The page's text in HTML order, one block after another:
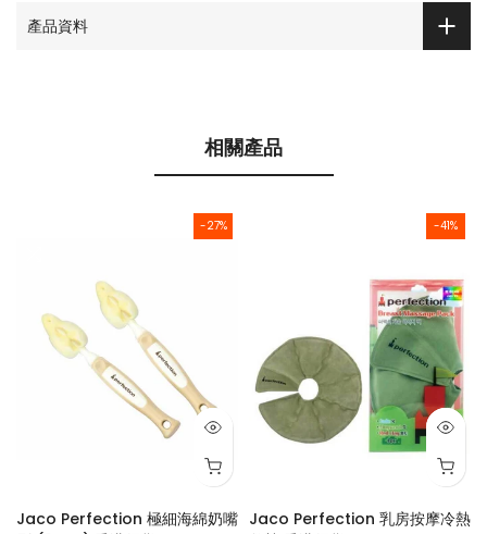
產品資料
相關產品
-27%
Jaco Perfection 極細海綿奶嘴
-41%
Jaco Perfection 乳房按摩冷熱